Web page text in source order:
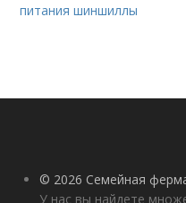
питания шиншиллы
© 2026 Семейная
У нас вы найдете